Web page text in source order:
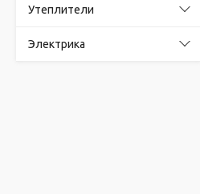
Утеплители
Электрика